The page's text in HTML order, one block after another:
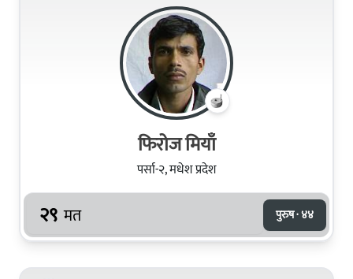
फिरोज मियाँ
पर्सा-२, मधेश प्रदेश
२९ मत पुरुष · ४४